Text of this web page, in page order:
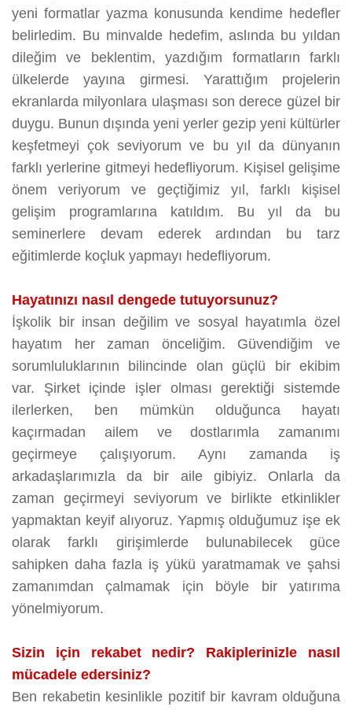
yeni formatlar yazma konusunda kendime hedefler
belirledim. Bu minvalde hedefim, aslında bu yıldan
dileğim ve beklentim, yazdığım formatların farklı
ülkelerde yayına girmesi. Yarattığım projelerin
ekranlarda milyonlara ulaşması son derece güzel bir
duygu. Bunun dışında yeni yerler gezip yeni kültürler
keşfetmeyi çok seviyorum ve bu yıl da dünyanın
farklı yerlerine gitmeyi hedefliyorum. Kişisel gelişime
önem veriyorum ve geçtiğimiz yıl, farklı kişisel
gelişim programlarına katıldım. Bu yıl da bu
seminerlere devam ederek ardından bu tarz
eğitimlerde koçluk yapmayı hedefliyorum.
Hayatınızı nasıl dengede tutuyorsunuz?
İşkolik bir insan değilim ve sosyal hayatımla özel
hayatım her zaman önceliğim. Güvendiğim ve
sorumluluklarının bilincinde olan güçlü bir ekibim
var. Şirket içinde işler olması gerektiği sistemde
ilerlerken, ben mümkün olduğunca hayatı
kaçırmadan ailem ve dostlarımla zamanımı
geçirmeye çalışıyorum. Aynı zamanda iş
arkadaşlarımızla da bir aile gibiyiz. Onlarla da
zaman geçirmeyi seviyorum ve birlikte etkinlikler
yapmaktan keyif alıyoruz. Yapmış olduğumuz işe ek
olarak farklı girişimlerde bulunabilecek güce
sahipken daha fazla iş yükü yaratmamak ve şahsi
zamanımdan çalmamak için böyle bir yatırıma
yönelmiyorum.
Sizin için rekabet nedir? Rakiplerinizle nasıl
mücadele edersiniz?
Ben rekabetin kesinlikle pozitif bir kavram olduğuna